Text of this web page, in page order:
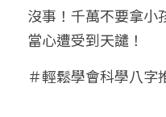
沒事！千萬不要拿小
當心遭受到天譴！
＃輕鬆學會科學八字